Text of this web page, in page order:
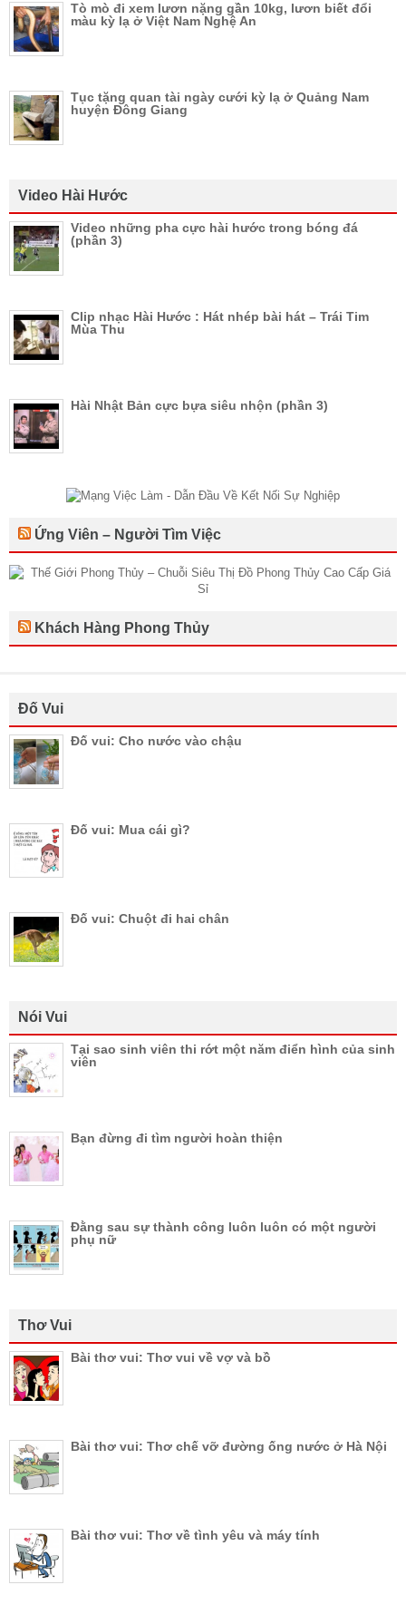
Tò mò đi xem lươn nặng gần 10kg, lươn biết đổi
màu kỳ lạ ở Việt Nam Nghệ An
Tục tặng quan tài ngày cưới kỳ lạ ở Quảng Nam
huyện Đông Giang
Video Hài Hước
Video những pha cực hài hước trong bóng đá
(phần 3)
Clip nhạc Hài Hước : Hát nhép bài hát – Trái Tim
Mùa Thu
Hài Nhật Bản cực bựa siêu nhộn (phần 3)
Ứng Viên – Người Tìm Việc
Khách Hàng Phong Thủy
Đố Vui
Đố vui: Cho nước vào chậu
Đố vui: Mua cái gì?
Đố vui: Chuột đi hai chân
Nói Vui
Tại sao sinh viên thi rớt một năm điển hình của sinh
viên
Bạn đừng đi tìm người hoàn thiện
Đằng sau sự thành công luôn luôn có một người
phụ nữ
Thơ Vui
Bài thơ vui: Thơ vui về vợ và bồ
Bài thơ vui: Thơ chế vỡ đường ống nước ở Hà Nội
Bài thơ vui: Thơ về tình yêu và máy tính